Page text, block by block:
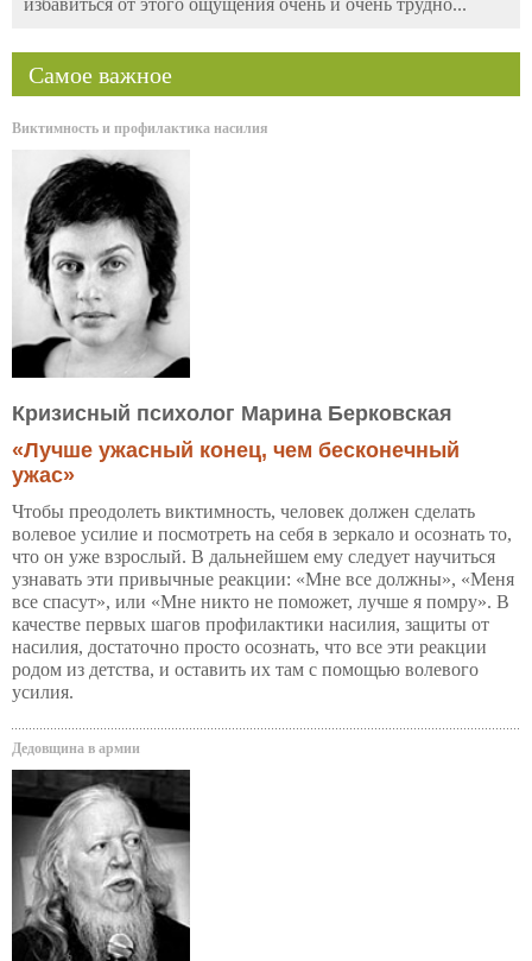
Самое важное
Виктимность и профилактика насилия
Кризисный психолог Марина Берковская
«Лучше ужасный конец, чем бесконечный
ужас»
Чтобы преодолеть виктимность, человек должен сделать
волевое усилие и посмотреть на себя в зеркало и осознать то,
что он уже взрослый. В дальнейшем ему следует научиться
узнавать эти привычные реакции: «Мне все должны», «Меня
все спасут», или «Мне никто не поможет, лучше я помру». В
качестве первых шагов профилактики насилия, защиты от
насилия, достаточно просто осознать, что все эти реакции
родом из детства, и оставить их там с помощью волевого
усилия.
Дедовщина в армии